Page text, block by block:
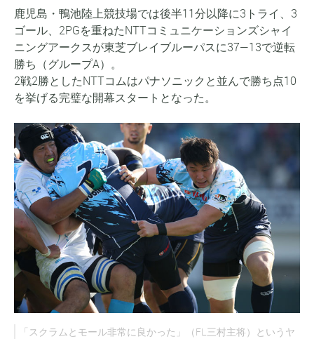
鹿児島・鴨池陸上競技場では後半11分以降に3トライ、3
ゴール、2PGを重ねたNTTコミュニケーションズシャイ
ニングアークスが東芝ブレイブルーパスに37—13で逆転
勝ち（グループA）。
2戦2勝としたNTTコムはパナソニックと並んで勝ち点10
を挙げる完璧な開幕スタートとなった。
「スクラムとモール非常に良かった」（FL三村主将）というヤ